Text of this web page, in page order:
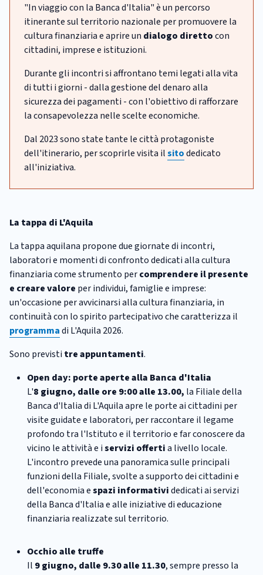
"In viaggio con la Banca d'Italia" è un percorso
itinerante sul territorio nazionale per promuovere la
cultura finanziaria e aprire un dialogo direttocon
cittadini, imprese e istituzioni.
Durante gli incontri si affrontano temi legati alla vita
di tutti i giorni - dalla gestione del denaro alla
sicurezza dei pagamenti - con l'obiettivo di rafforzare
la consapevolezza nelle scelte economiche.
Dal 2023 sono state tante le città protagoniste
dell'itinerario, per scoprirle visita ilsitodedicato
all'iniziativa.
La tappa di L'Aquila
La tappa aquilana propone due giornate di incontri,
laboratori e momenti di confronto dedicati alla cultura
finanziaria come strumento percomprendere il presente
e creare valore per individui, famiglie e imprese:
un'occasione per avvicinarsi alla cultura finanziaria, in
continuità con lo spirito partecipativo che caratterizza il
programmadi L'Aquila 2026.
Sono previsti tre appuntamenti.
Open day: porte aperte alla Banca d'Italia
L'8 giugno, dalle ore 9:00 alle 13.00, la Filiale della
Banca d'Italia di L'Aquila apre le porte ai cittadini per
visite guidate e laboratori, per raccontare il legame
profondo tra l'Istituto e il territorio e far conoscere da
vicino le attività e iservizi offertia livello locale.
L'incontro prevede una panoramica sulle principali
funzioni della Filiale, svolte a supporto dei cittadini e
dell'economia espazi informatividedicati ai servizi
della Banca d'Italia e alle iniziative di educazione
finanziaria realizzate sul territorio.
Occhio alle truffe
Il 9 giugno, dalle 9.30 alle 11.30, sempre presso la